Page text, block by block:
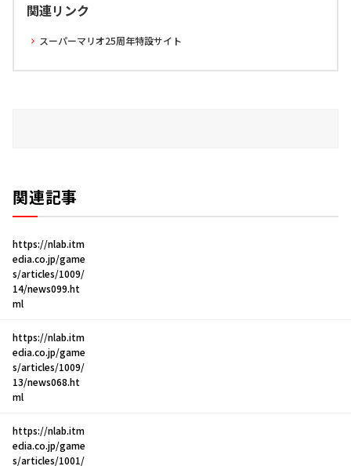
関連リンク
スーパーマリオ25周年特設サイト
関連記事
https://nlab.itm
edia.co.jp/game
s/articles/1009/
14/news099.ht
ml
https://nlab.itm
edia.co.jp/game
s/articles/1009/
13/news068.ht
ml
https://nlab.itm
edia.co.jp/game
s/articles/1001/